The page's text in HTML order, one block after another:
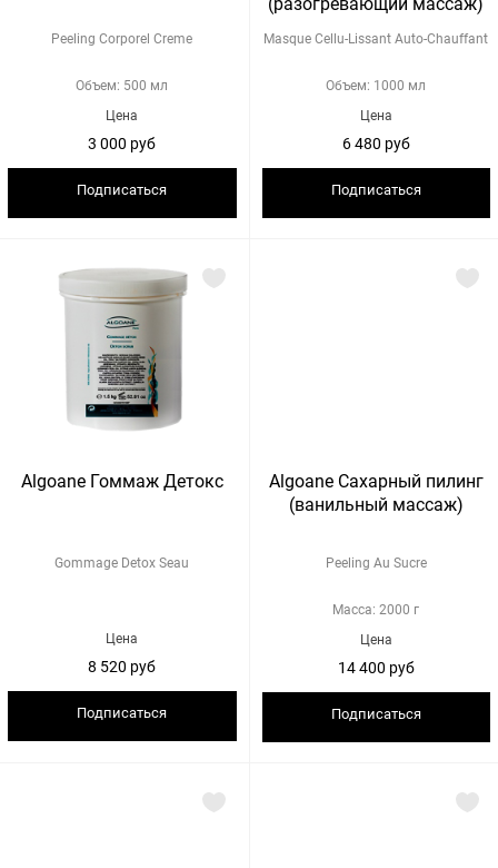
Peeling Corporel Creme
Объем: 500 мл
Цена
3 000 руб
Подписаться
Masque Cellu-Lissant Auto-Chauffant
Объем: 1000 мл
Цена
6 480 руб
Подписаться
Algoane Гоммаж Детокс
Gommage Detox Seau
Цена
8 520 руб
Подписаться
Algoane Сахарный пилинг
(ванильный массаж)
Peeling Au Sucre
Масса: 2000 г
Цена
14 400 руб
Подписаться